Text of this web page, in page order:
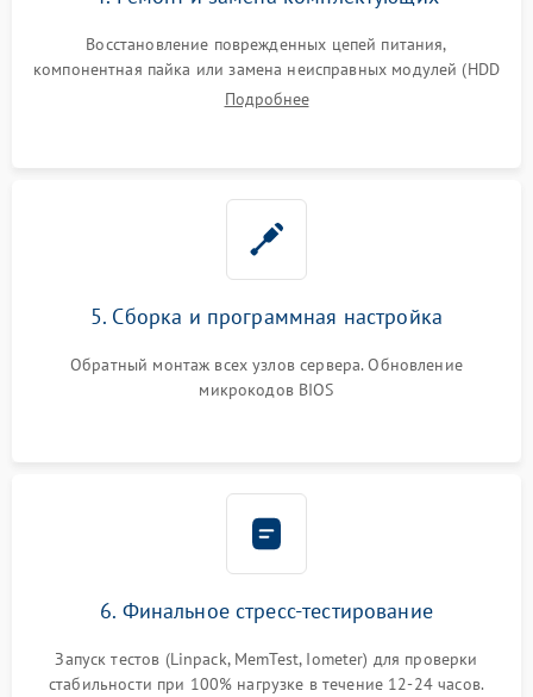
Восстановление поврежденных цепей питания,
компонентная пайка или замена неисправных модулей (HDD
Подробнее
5. Сборка и программная настройка
Обратный монтаж всех узлов сервера. Обновление
микрокодов BIOS
6. Финальное стресс-тестирование
Запуск тестов (Linpack, MemTest, Iometer) для проверки
стабильности при 100% нагрузке в течение 12-24 часов.